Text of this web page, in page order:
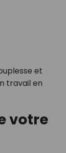
et
travail en
votre